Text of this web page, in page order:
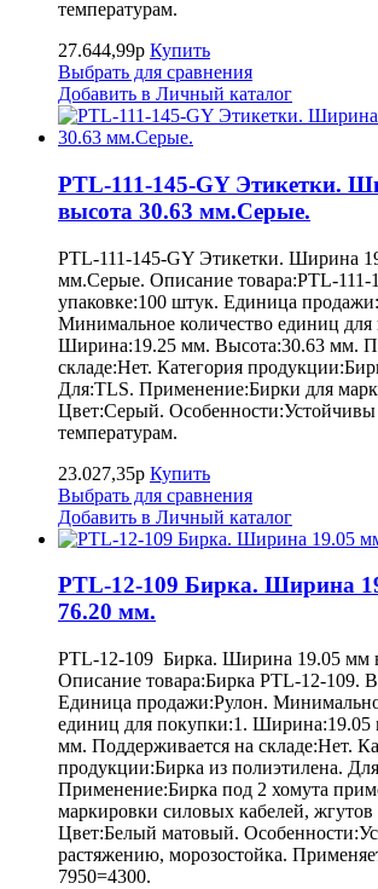
температурам.
27.644,99р Купить
Выбрать для сравнения
Добавить в Личный каталог
PTL-111-145-GY Этикетки.
высота 30.63 мм.Серые.
PTL-111-145-GY Этикетки. Ширина
мм.Серые. Описание товара:PTL-111-
упаковке:100 штук. Единица
Минимальное количество единиц для
Ширина:19.25 мм. Высота:30.63 мм.
складе:Нет. Категория
Для:TLS. Применение:Бирки для
Цвет:Серый.
температурам.
23.027,35р Купить
Выбрать для сравнения
Добавить в Личный каталог
PTL-12-109 Бирка. Ширина
76.20 мм.
PTL-12-109 Бирка. Ширина 19.05 мм
Описание товара:Бирка PTL-12-109.
Единица продажи:Рулон.
единиц для покупки:1. Ширина:19.05
мм. Поддерживается на складе:Нет.
продукции:Бирка из полиэтилена.
Применение:Бирка под 2 хомута
маркировки силовых кабелей, жгутов
Цвет:Белый матовый.
растяжению, морозостойка.
7950=4300.